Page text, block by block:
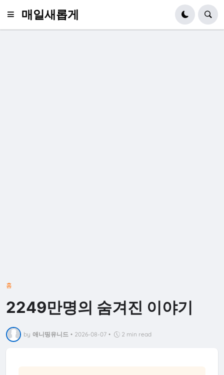
매일새롭게
홈
2249만명의 숨겨진 이야기
by 애니띵유니드 • 2026-08-07 • 2 min read